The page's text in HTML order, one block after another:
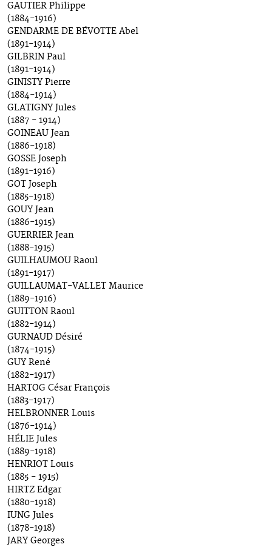
GAUTIER Philippe
(1884-1916)
GENDARME DE BÉVOTTE Abel
(1891-1914)
GILBRIN Paul
(1891-1914)
GINISTY Pierre
(1884-1914)
GLATIGNY Jules
(1887 - 1914)
GOINEAU Jean
(1886-1918)
GOSSE Joseph
(1891-1916)
GOT Joseph
(1885-1918)
GOUY Jean
(1886-1915)
GUERRIER Jean
(1888-1915)
GUILHAUMOU Raoul
(1891-1917)
GUILLAUMAT-VALLET Maurice
(1889-1916)
GUITTON Raoul
(1882-1914)
GURNAUD Désiré
(1874-1915)
GUY René
(1882-1917)
HARTOG César François
(1883-1917)
HELBRONNER Louis
(1876-1914)
HÉLIE Jules
(1889-1918)
HENRIOT Louis
(1885 - 1915)
HIRTZ Edgar
(1880-1918)
IUNG Jules
(1878-1918)
JARY Georges